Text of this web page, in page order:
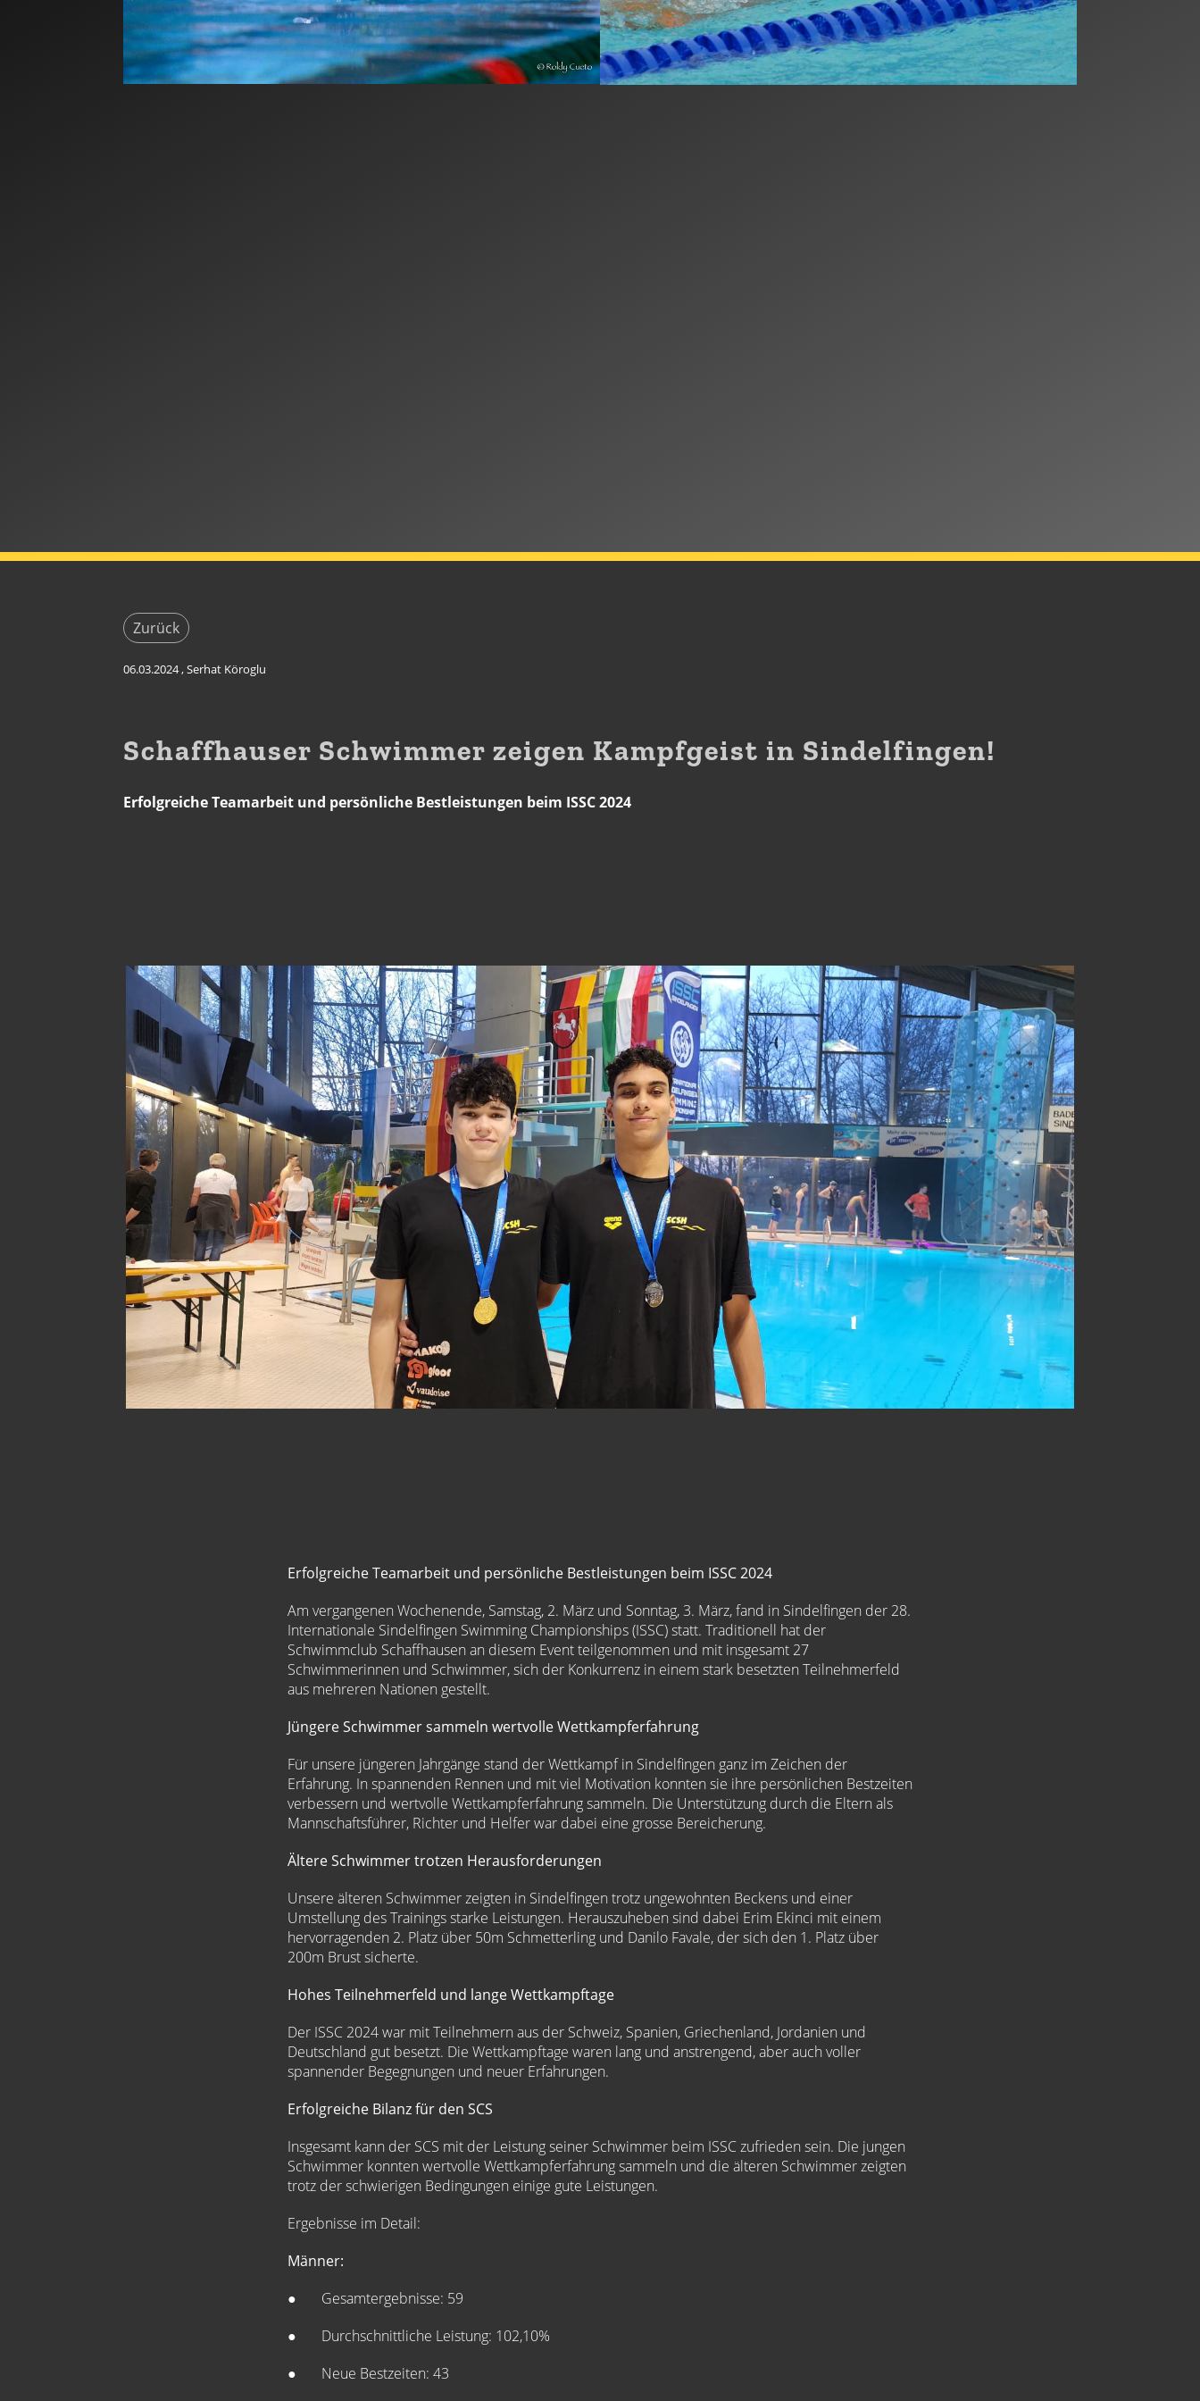
Zurück
06.03.2024, Serhat Köroglu
Schaffhauser Schwimmer zeigen Kampfgeist in Sindelfingen!
Erfolgreiche Teamarbeit und persönliche Bestleistungen beim ISSC 2024
Erfolgreiche Teamarbeit und persönliche Bestleistungen beim ISSC 2024
Am vergangenen Wochenende, Samstag, 2. März und Sonntag, 3. März, fand in Sindelfingen der 28.
Internationale Sindelfingen Swimming Championships (ISSC) statt. Traditionell hat der
Schwimmclub Schaffhausen an diesem Event teilgenommen und mit insgesamt 27
Schwimmerinnen und Schwimmer, sich der Konkurrenz in einem stark besetzten Teilnehmerfeld
aus mehreren Nationen gestellt.
Jüngere Schwimmer sammeln wertvolle Wettkampferfahrung
Für unsere jüngeren Jahrgänge stand der Wettkampf in Sindelfingen ganz im Zeichen der
Erfahrung. In spannenden Rennen und mit viel Motivation konnten sie ihre persönlichen Bestzeiten
verbessern und wertvolle Wettkampferfahrung sammeln. Die Unterstützung durch die Eltern als
Mannschaftsführer, Richter und Helfer war dabei eine grosse Bereicherung.
Ältere Schwimmer trotzen Herausforderungen
Unsere älteren Schwimmer zeigten in Sindelfingen trotz ungewohnten Beckens und einer
Umstellung des Trainings starke Leistungen. Herauszuheben sind dabei Erim Ekinci mit einem
hervorragenden 2. Platz über 50m Schmetterling und Danilo Favale, der sich den 1. Platz über
200m Brust sicherte.
Hohes Teilnehmerfeld und lange Wettkampftage
Der ISSC 2024 war mit Teilnehmern aus der Schweiz, Spanien, Griechenland, Jordanien und
Deutschland gut besetzt. Die Wettkampftage waren lang und anstrengend, aber auch voller
spannender Begegnungen und neuer Erfahrungen.
Erfolgreiche Bilanz für den SCS
Insgesamt kann der SCS mit der Leistung seiner Schwimmer beim ISSC zufrieden sein. Die jungen
Schwimmer konnten wertvolle Wettkampferfahrung sammeln und die älteren Schwimmer zeigten
trotz der schwierigen Bedingungen einige gute Leistungen.
Ergebnisse im Detail:
Männer:
● Gesamtergebnisse: 59
● Durchschnittliche Leistung: 102,10%
● Neue Bestzeiten: 43